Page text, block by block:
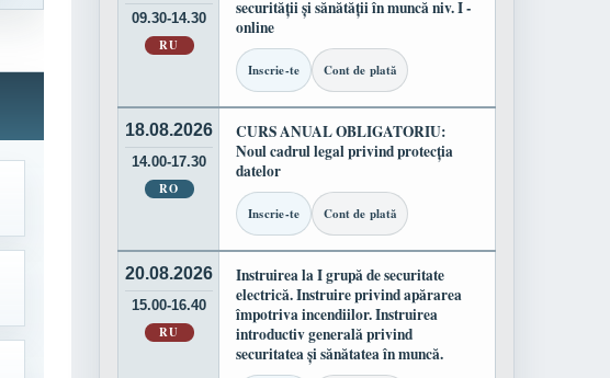
09.30-14.30
RU
securității și sănătății în muncă niv. I -
online
Inscrie-te Cont de plată
18.08.2026
14.00-17.30
RO
CURS ANUAL OBLIGATORIU:
Noul cadrul legal privind protecția
datelor
Inscrie-te Cont de plată
20.08.2026
15.00-16.40
RU
Instruirea la I grupă de securitate
electrică. Instruire privind apărarea
împotriva incendiilor. Instruirea
introductiv generală privind
securitatea și sănătatea în muncă.